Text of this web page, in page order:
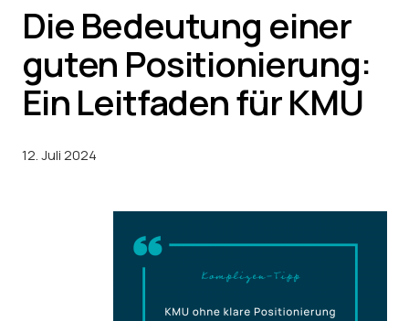
Die Bedeutung einer
guten Positionierung:
Ein Leitfaden für KMU
12. Juli 2024